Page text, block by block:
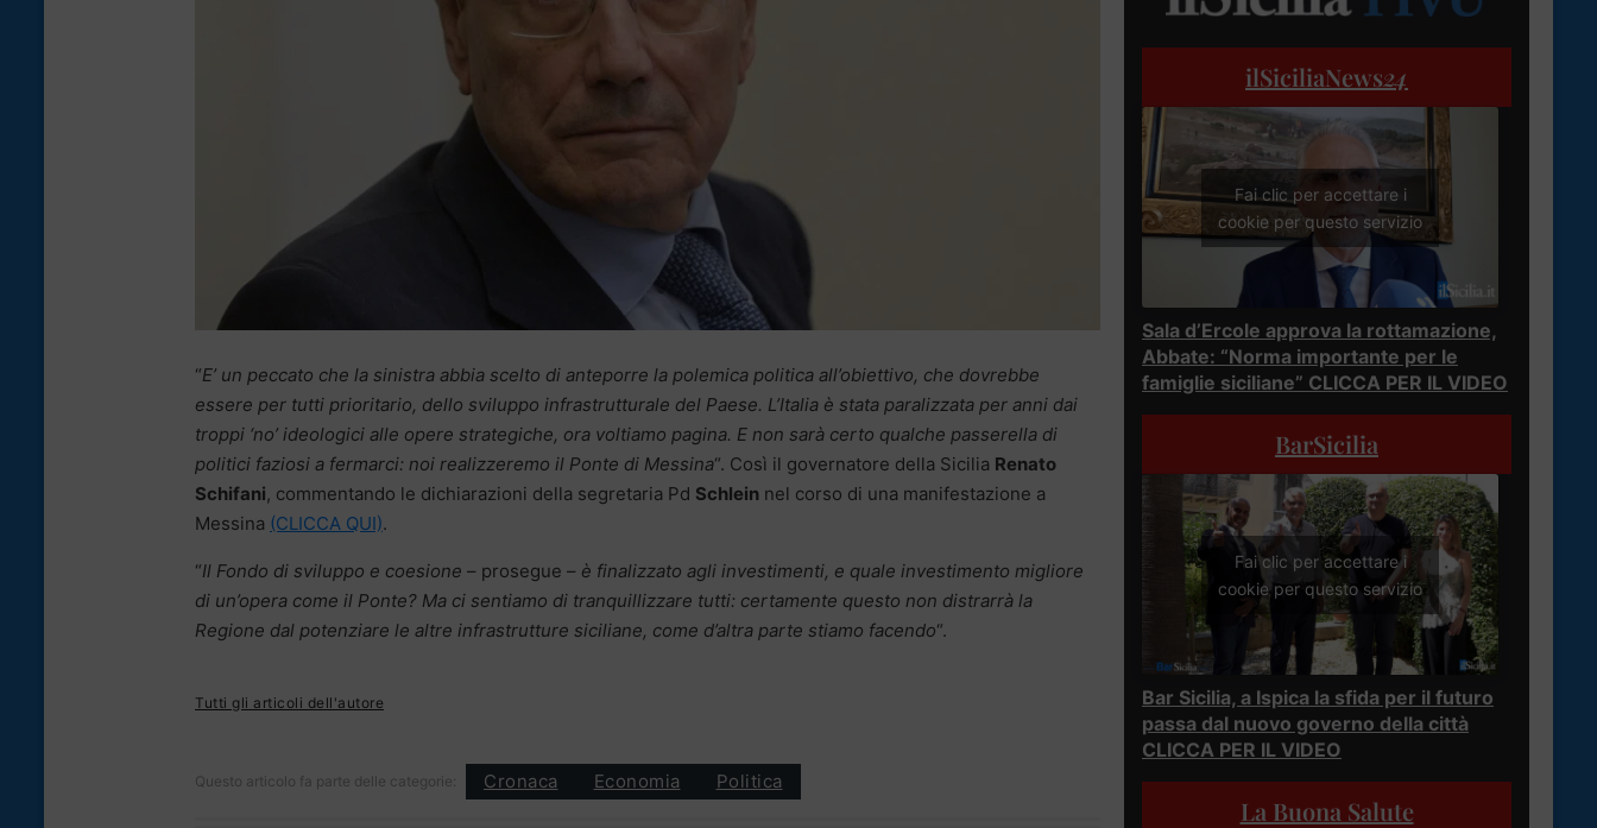
“E’ un peccato che la sinistra abbia scelto di anteporre la polemica politica all’obiettivo, che dovrebbe
essere per tutti prioritario, dello sviluppo infrastrutturale del Paese. L’Italia è stata paralizzata per anni dai
troppi ‘no’ ideologici alle opere strategiche, ora voltiamo pagina. E non sarà certo qualche passerella di
politici faziosi a fermarci: noi realizzeremo il Ponte di Messina“. Così il governatore della Sicilia Renato
Schifani, commentando le dichiarazioni della segretaria Pd Schlein nel corso di una manifestazione a
Messina (CLICCA QUI).
“Il Fondo di sviluppo e coesione – prosegue – è finalizzato agli investimenti, e quale investimento migliore
di un’opera come il Ponte? Ma ci sentiamo di tranquillizzare tutti: certamente questo non distrarrà la
Regione dal potenziare le altre infrastrutture siciliane, come d’altra parte stiamo facendo“.
Tutti gli articoli dell'autore
Questo articolo fa parte delle categorie: Cronaca Economia Politica
ilSiciliaNews24
Fai clic per accettare i
cookie per questo servizio
Sala d’Ercole approva la rottamazione,
Abbate: “Norma importante per le
famiglie siciliane” CLICCA PER IL VIDEO
BarSicilia
Fai clic per accettare i
cookie per questo servizio
Bar Sicilia, a Ispica la sfida per il futuro
passa dal nuovo governo della città
CLICCA PER IL VIDEO
La Buona Salute